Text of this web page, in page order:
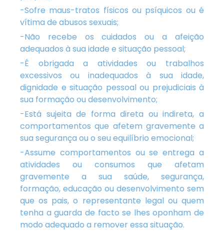
-Sofre maus-tratos físicos ou psíquicos ou é
vítima de abusos sexuais;
-Não recebe os cuidados ou a afeição
adequados à sua idade e situação pessoal;
-É obrigada a atividades ou trabalhos
excessivos ou inadequados à sua idade,
dignidade e situação pessoal ou prejudiciais à
sua formação ou desenvolvimento;
-Está sujeita de forma direta ou indireta, a
comportamentos que afetem gravemente a
sua segurança ou o seu equilíbrio emocional;
-Assume comportamentos ou se entrega a
atividades ou consumos que afetam
gravemente a sua saúde, segurança,
formação, educação ou desenvolvimento sem
que os pais, o representante legal ou quem
tenha a guarda de facto se lhes oponham de
modo adequado a remover essa situação.